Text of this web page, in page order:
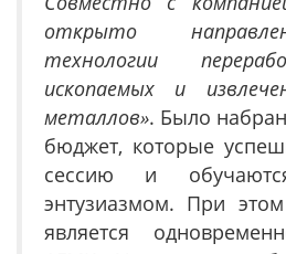
открыто
технологии
ископаемых и
металлов». Было
бюджет, которые
сессию и
энтузиазмом. При
является